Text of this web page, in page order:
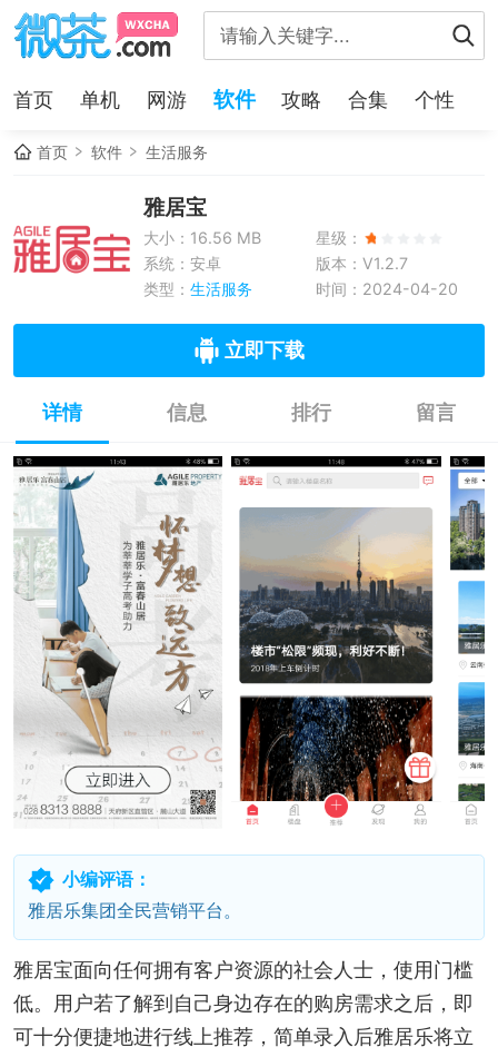
首页 单机 网游 软件 攻略 合集 个性
首页 软件 生活服务
雅居宝
大小：16.56 MB
星级：
系统：安卓
版本：V1.2.7
类型： 生活服务 时间：2024-04-20
立即下载
详情 信息 排行 留言
小编评语：
雅居乐集团全民营销平台。
雅居宝面向任何拥有客户资源的社会人士，使用门槛
低。用户若了解到自己身边存在的购房需求之后，即
可十分便捷地进行线上推荐，简单录入后雅居乐将立